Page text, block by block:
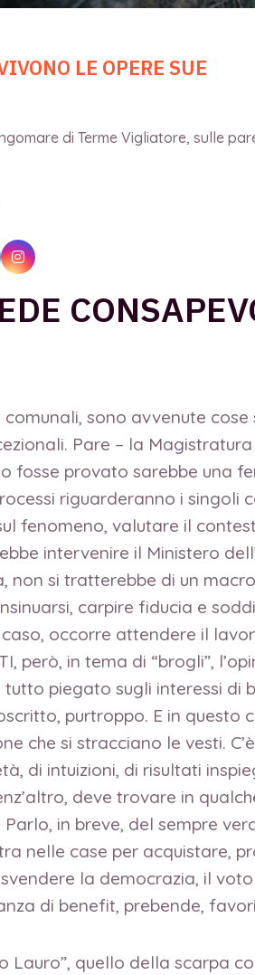
LE OPERE SUE
di Terme Vigliatore, sulle
sono avvenute
Pare – la
fosse provato sarebbe una
riguarderanno i singoli
fenomeno, valutare il
intervenire il Ministero
non si tratterebbe di un
carpire fiducia e
occorre attendere il
però, in tema di “brogli”,
piegato sugli interessi di
purtroppo. E in
che si stracciano le vesti.
di intuizioni, di risultati
deve trovare in
in breve, del sempre
nelle case per acquistare,
svendere la democrazia, il
di benefit, prebende,
Lauro”, quello della scarpa